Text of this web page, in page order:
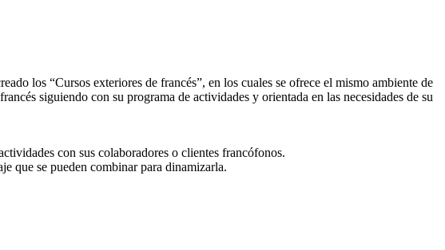
los “Cursos exteriores de francés”, en los cuales se ofrece el mismo ambiente de
siguiendo con su programa de actividades y orientada en las necesidades de su
con sus colaboradores o clientes francófonos.
que se pueden combinar para dinamizarla.